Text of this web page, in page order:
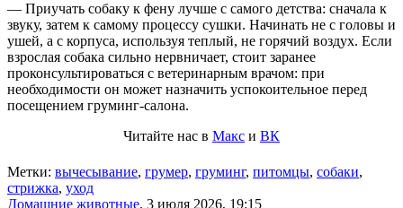
— Приучать собаку к фену лучше с самого детства: сначала к
звуку, затем к самому процессу сушки. Начинать не с головы и
ушей, а с корпуса, используя теплый, не горячий воздух. Если
взрослая собака сильно нервничает, стоит заранее
проконсультироваться с ветеринарным врачом: при
необходимости он может назначить успокоительное перед
посещением груминг-салона.
Читайте нас в Макс и ВК
Метки: вычесывание, грумер, груминг, питомцы, собаки,
стрижка, уход
Домашние животные, 3 июля 2026, 19:15